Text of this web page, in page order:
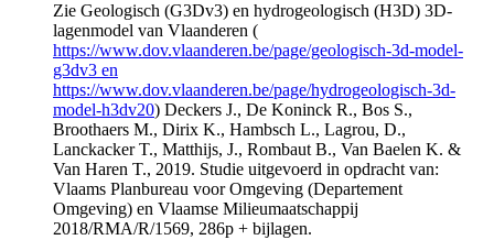
Zie Geologisch (G3Dv3) en hydrogeologisch (H3D) 3D-
lagenmodel van Vlaanderen (
https://www.dov.vlaanderen.be/page/geologisch-3d-model-
g3dv3 en
https://www.dov.vlaanderen.be/page/hydrogeologisch-3d-
model-h3dv20) Deckers J., De Koninck R., Bos S.,
Broothaers M., Dirix K., Hambsch L., Lagrou, D.,
Lanckacker T., Matthijs, J., Rombaut B., Van Baelen K. &
Van Haren T., 2019. Studie uitgevoerd in opdracht van:
Vlaams Planbureau voor Omgeving (Departement
Omgeving) en Vlaamse Milieumaatschappij
2018/RMA/R/1569, 286p + bijlagen.